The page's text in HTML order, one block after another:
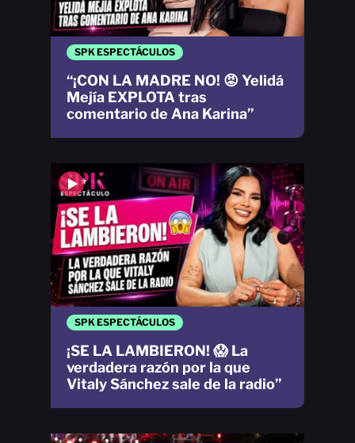
SPK ESPECTÁCULOS
¡SE LA LAMBIERON! 😱 La
verdadera razón por la que
Vitaly Sánchez sale de la radio”
SPK ESPECTÁCULOS
“¡CON LA MADRE NO! 😡 Yelidá
Mejía EXPLOTA tras
comentario de Ana Karina”